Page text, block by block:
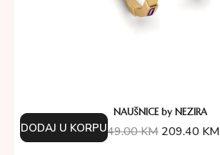
NAUŠNICE by NEZIRA
349.00KM 209.40 KM
DODAJ U KORPU